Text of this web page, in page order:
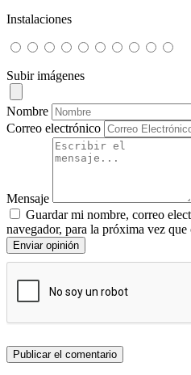
Instalaciones
Subir imágenes
Nombre
Correo electrónico
Mensaje
Guardar mi nombre, correo
navegador, para la próxima vez que
Enviar opinión